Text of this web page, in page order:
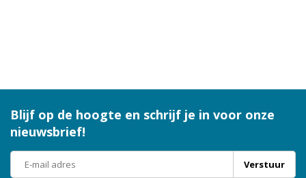
Blijf op de hoogte en schrijf je in voor onze
nieuwsbrief!
Verstuur